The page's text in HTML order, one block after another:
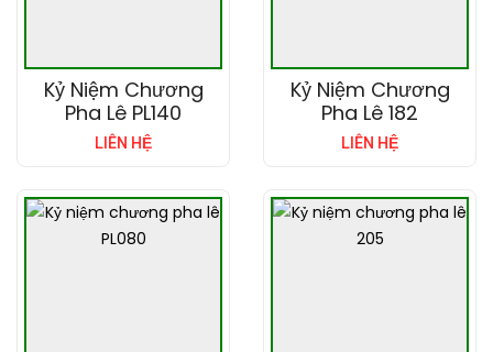
Kỷ Niệm Chương
Pha Lê PL140
LIÊN HỆ
Kỷ Niệm Chương
Pha Lê 182
LIÊN HỆ